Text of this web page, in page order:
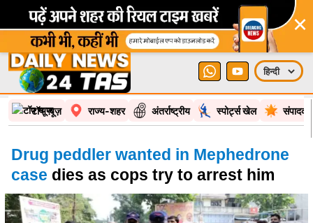
×
टॉप न्यूज़ राज्य-शहर अंतर्राष्ट्रीय स्पोर्ट्स खेल
Drug peddler wanted in Mephedrone
case dies as cops try to arrest him